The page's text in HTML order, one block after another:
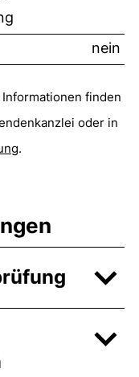
nein
finden
Fenster). (nicht
oder in
.